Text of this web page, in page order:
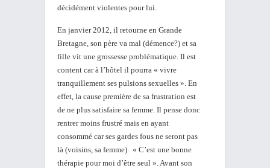
décidément violentes pour lui.
En janvier 2012, il retourne en Grande
Bretagne, son père va mal (démence?) et sa
fille vit une grossesse problématique. Il est
content car à l’hôtel il pourra « vivre
tranquillement ses pulsions sexuelles ». En
effet, la cause première de sa frustration est
de ne plus satisfaire sa femme. Il pense donc
rentrer moins frustré mais en ayant
consommé car ses gardes fous ne seront pas
là (voisins, sa femme). « C’est une bonne
thérapie pour moi d’être seul ». Avant son